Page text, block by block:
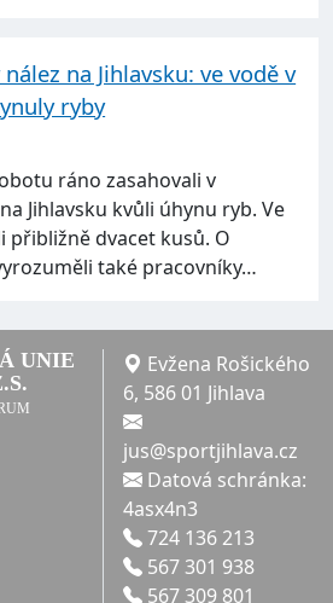
na Jihlavsku: ve vodě v
ryby
ráno zasahovali v
Jihlavsku kvůli úhynu ryb. Ve
přibližně dvacet kusů. O
také pracovníky…
UNIE
Evžena Rošického
6, 586 01 Jihlava
jus@sportjihlava.cz
Datová schránka:
4asx4n3
724 136 213
567 301 938
567 309 801